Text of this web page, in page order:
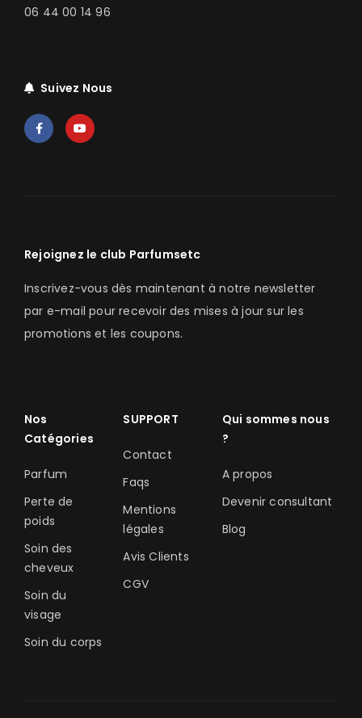
06 44 00 14 96
Suivez Nous
Qui sommes nous
?
A propos
Devenir consultant
Blog
SUPPORT
Contact
Faqs
Mentions
légales
Avis Clients
CGV
Nos
Catégories
Parfum
Perte de
poids
Soin des
cheveux
Soin du
visage
Soin du corps
Rejoignez le club Parfumsetc
Inscrivez-vous dès maintenant à notre newsletter
par e-mail pour recevoir des mises à jour sur les
promotions et les coupons.